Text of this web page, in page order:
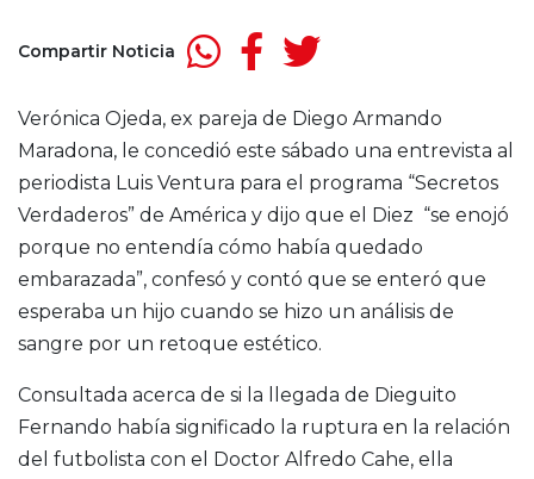
Compartir Noticia
Verónica Ojeda, ex pareja de Diego Armando
Maradona, le concedió este sábado una entrevista al
periodista Luis Ventura para el programa “Secretos
Verdaderos” de América y dijo que el Diez “se enojó
porque no entendía cómo había quedado
embarazada”, confesó y contó que se enteró que
esperaba un hijo cuando se hizo un análisis de
sangre por un retoque estético.
Consultada acerca de si la llegada de Dieguito
Fernando había significado la ruptura en la relación
del futbolista con el Doctor Alfredo Cahe, ella